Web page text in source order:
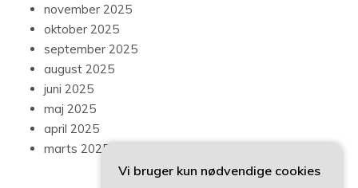
november 2025
oktober 2025
september 2025
august 2025
juni 2025
maj 2025
april 2025
marts 2025
Vi bruger kun nødvendige cookies